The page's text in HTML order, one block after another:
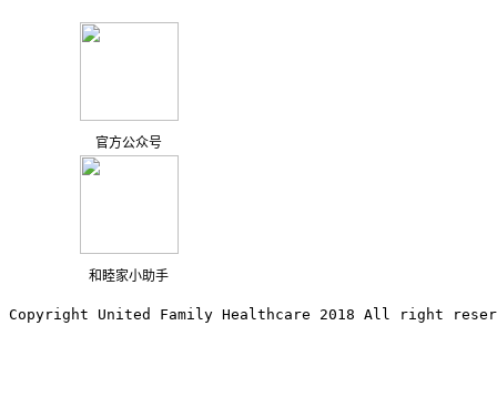
官方公众号
和睦家小助手
Copyright United Family Healthcare 2018 All right